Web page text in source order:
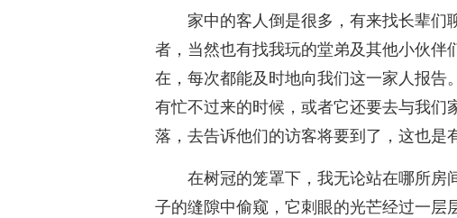
家中的客人倒是很多，有来找长辈们
者，当然也有找我玩的堂弟及其他小伙伴
在，每次都能及时地向我们这一家人报
有忙不过来的时候，或者它还要去与我
落，去告诉他们的访客将要到了，这也是
在树冠的笼罩下，我无论站在哪所房
子的缝隙中偷窥，它刺眼的光芒经过一层